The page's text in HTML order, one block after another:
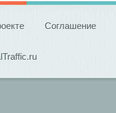
Соглашение